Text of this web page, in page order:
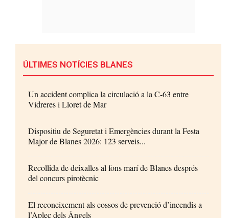
ÚLTIMES NOTÍCIES BLANES
Un accident complica la circulació a la C-63 entre
Vidreres i Lloret de Mar
Dispositiu de Seguretat i Emergències durant la Festa
Major de Blanes 2026: 123 serveis...
Recollida de deixalles al fons marí de Blanes després
del concurs pirotècnic
El reconeixement als cossos de prevenció d’incendis a
l’Aplec dels Àngels